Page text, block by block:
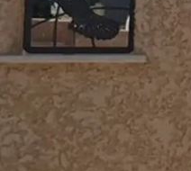
Produits > Pergolas >
Produits > Carports >
Produits > Carports >
Produits > Porche
Produits > Cuisine
Produits > Habillages
Produits > Habillages
Produits > Habillages